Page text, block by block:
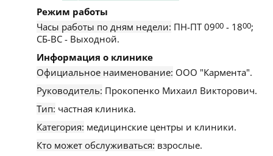
Режим работы
Часы работы по дням недели: ПН-ПТ 0900 - 1800;
СБ-ВС - Выходной.
Информация о клинике
Официальное наименование: ООО "Кармента".
Руководитель: Прокопенко Михаил Викторович.
Тип: частная клиника.
Категория: медицинские центры и клиники.
Кто может обслуживаться: взрослые.